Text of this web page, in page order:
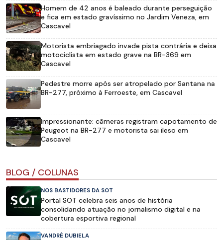
Homem de 42 anos é baleado durante perseguição
e fica em estado gravíssimo no Jardim Veneza, em
Cascavel
Motorista embriagado invade pista contrária e deixa
motociclista em estado grave na BR-369 em
Cascavel
Pedestre morre após ser atropelado por Santana na
BR-277, próximo à Ferroeste, em Cascavel
Impressionante: câmeras registram capotamento de
Peugeot na BR-277 e motorista sai ileso em
Cascavel
BLOG / COLUNAS
NOS BASTIDORES DA SOT
Portal SOT celebra seis anos de história
consolidando atuação no jornalismo digital e na
cobertura esportiva regional
VANDRÉ DUBIELA